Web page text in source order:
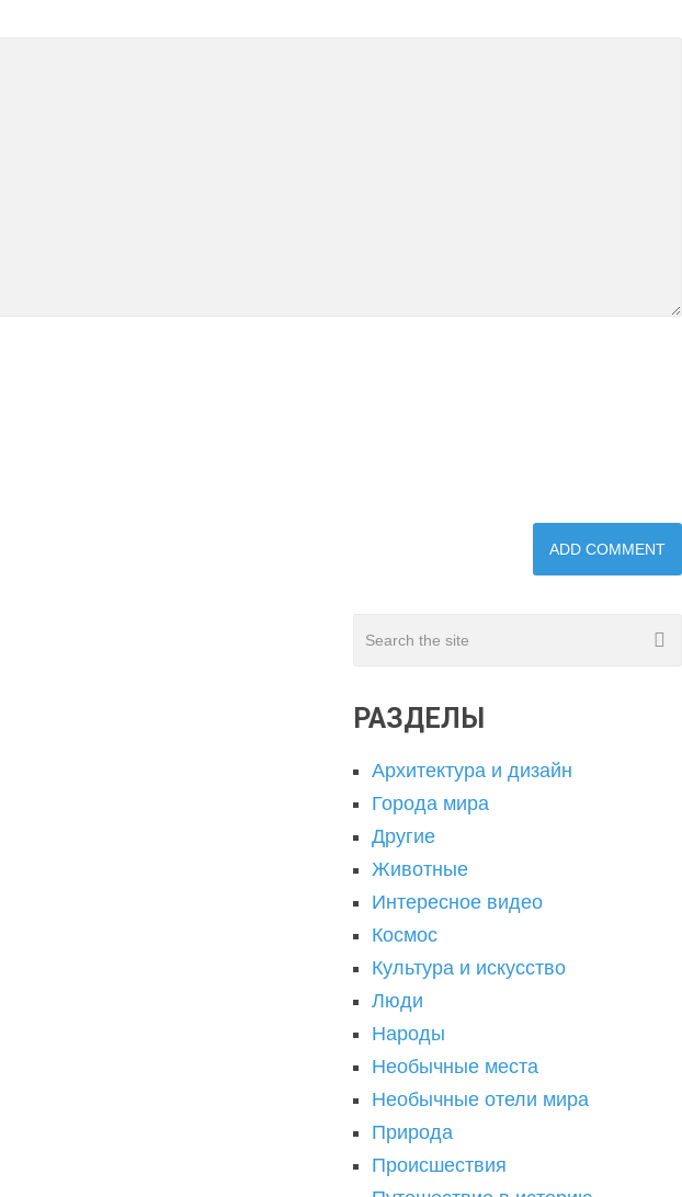
РАЗДЕЛЫ
Архитектура и дизайн
Города мира
Другие
Животные
Интересное видео
Космос
Культура и искусство
Люди
Народы
Необычные места
Необычные отели мира
Природа
Происшествия